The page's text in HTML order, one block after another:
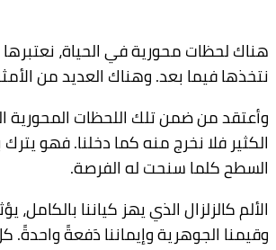
هناك لحظات محورية في الحياة،
نتخذها فيما بعد. وهناك العديد من
وأعتقد من ضمن تلك اللحظات المحورية
الكثير فلا نخرج منه كما دخلنا. فهو
السطح كلما سنحت له الفرصة.
الألم كالزلزال الذي يهز كياننا
وقيمنا الجوهرية وإيماننا دَفعةً